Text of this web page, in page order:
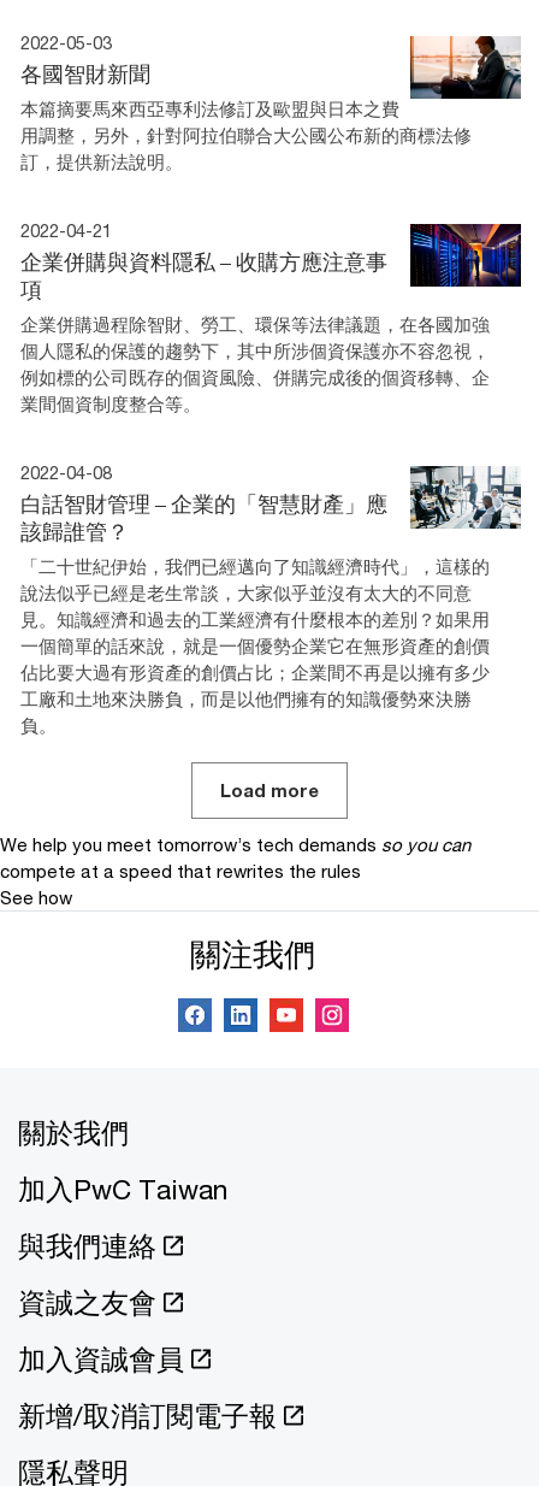
2022-05-03
各國智財新聞
本篇摘要馬來西亞專利法修訂及歐盟與日本之費
用調整，另外，針對阿拉伯聯合大公國公布新的商標法修
訂，提供新法說明。
2022-04-21
企業併購與資料隱私 – 收購方應注意事
項
企業併購過程除智財、勞工、環保等法律議題，在各國加強
個人隱私的保護的趨勢下，其中所涉個資保護亦不容忽視，
例如標的公司既存的個資風險、併購完成後的個資移轉、企
業間個資制度整合等。
2022-04-08
白話智財管理 – 企業的「智慧財產」應
該歸誰管？
「二十世紀伊始，我們已經邁向了知識經濟時代」，這樣的
說法似乎已經是老生常談，大家似乎並沒有太大的不同意
見。知識經濟和過去的工業經濟有什麼根本的差別？如果用
一個簡單的話來說，就是一個優勢企業它在無形資產的創價
佔比要大過有形資產的創價占比；企業間不再是以擁有多少
工廠和土地來決勝負，而是以他們擁有的知識優勢來決勝
負。
Load more
We help you meet tomorrow’s tech demands so you can
compete at a speed that rewrites the rules
See how
關注我們
關於我們
加入PwC Taiwan
與我們連絡
資誠之友會
加入資誠會員
新增/取消訂閱電子報
隱私聲明